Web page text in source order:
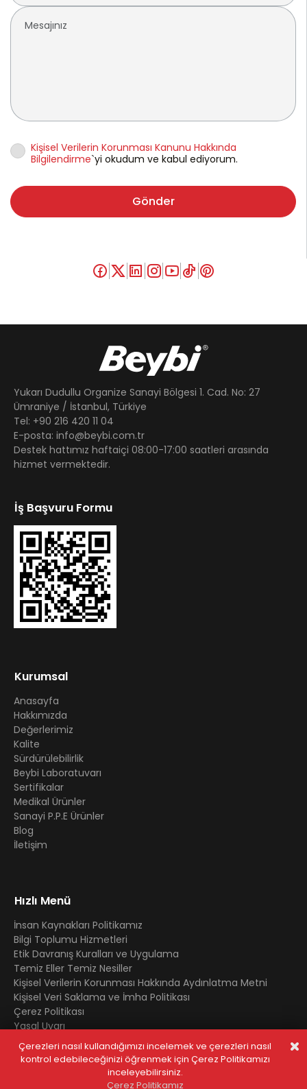
Kişisel Verilerin Korunması Kanunu Hakkında
Bilgilendirme`yi okudum ve kabul ediyorum.
Gönder
Yukarı Dudullu Organize Sanayi Bölgesi 1. Cad. No: 27
Ümraniye / İstanbul, Türkiye
Tel: +90 216 420 11 04
E-posta: info@beybi.com.tr
Destek hattımız haftaiçi 08:00-17:00 saatleri arasında
hizmet vermektedir.
İş Başvuru Formu
Kurumsal
Anasayfa
Hakkımızda
Değerlerimiz
Kalite
Sürdürülebilirlik
Beybi Laboratuvarı
Sertifikalar
Medikal Ürünler
Sanayi P.P.E Ürünler
Blog
İletişim
Hızlı Menü
İnsan Kaynakları Politikamız
Bilgi Toplumu Hizmetleri
Etik Davranış Kuralları ve Uygulama
Temiz Eller Temiz Nesiller
Kişisel Verilerin Korunması Hakkında Aydınlatma Metni
Kişisel Veri Saklama ve İmha Politikası
Çerez Politikası
Yasal Uyarı
© 2025 Tüm Hakları Saklıdır. İçeriklerin kopyalanması halinde
yasal süreçlere başvurulacaktır.
Çerezleri nasıl kullandığımızı incelemek ve çerezleri nasıl
kontrol edebileceğinizi öğrenmek için Çerez Politikamızı
inceleyebilirsiniz.
Çerez Politikamız